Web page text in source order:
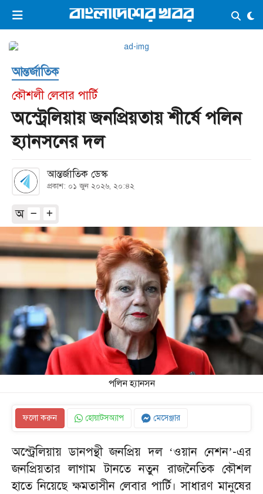
ভিডিও ই-পেপার লগইন ×
প্রচ্ছদ
সর্বশেষ
সব বিভাগ
আর্কাইভ
কনভার্টার
আন্তর্জাতিক
কৌশলী লেবার পার্টি
অস্ট্রেলিয়ায় জনপ্রিয়তায় শীর্ষে পলিন
হ্যানসনের দল
আন্তর্জাতিক ডেস্ক
প্রকাশ: ০১ জুন ২০২৬, ২০:৪২
অ
পলিন হ্যানসন
ফলো করুন হোয়াটসঅ্যাপ মেসেঞ্জার
অস্ট্রেলিয়ায় ডানপন্থী জনপ্রিয় দল ‘ওয়ান নেশন’-এর
জনপ্রিয়তার লাগাম টানতে নতুন রাজনৈতিক কৌশল
হাতে নিয়েছে ক্ষমতাসীন লেবার পার্টি। সাধারণ মানুষের